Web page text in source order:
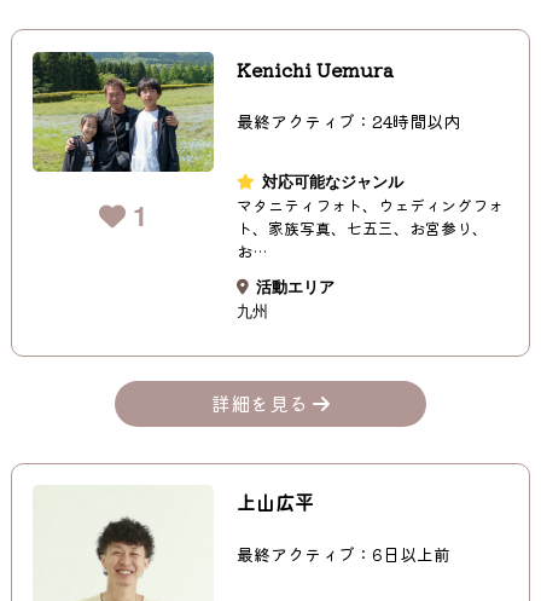
1
Kenichi Uemura
最終アクティブ：24時間以内
対応可能なジャンル
マタニティフォト、ウェディングフォ
ト、家族写真、七五三、お宮参り、
お…
活動エリア
九州
詳細を見る
上山広平
最終アクティブ：6日以上前